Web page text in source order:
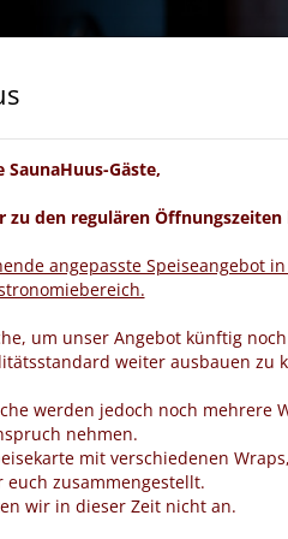
SaunaHuus-Gäste,
den regulären Öffnungszeiten
angepasste Speiseangebot
um unser Angebot künftig
weiter ausbauen zu
werden jedoch noch mehrere
nehmen.
mit verschiedenen
euch zusammengestellt.
wir in dieser Zeit nicht an.